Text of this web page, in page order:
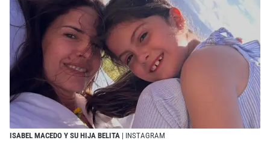
ISABEL MACEDO Y SU HIJA BELITA | INSTAGRAM